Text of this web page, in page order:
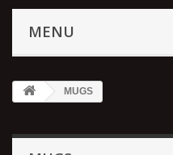
MENU
MUGS